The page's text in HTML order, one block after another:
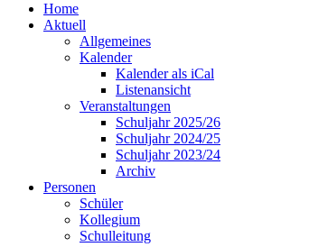
Home
Aktuell
Allgemeines
Kalender
Kalender als iCal
Listenansicht
Veranstaltungen
Schuljahr 2025/26
Schuljahr 2024/25
Schuljahr 2023/24
Archiv
Personen
Schüler
Kollegium
Schulleitung